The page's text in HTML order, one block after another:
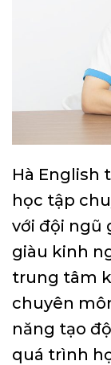
Hà English
học tập
với đội ngũ
giàu kinh
trung tâm
chuyên
năng tạo
quá trình